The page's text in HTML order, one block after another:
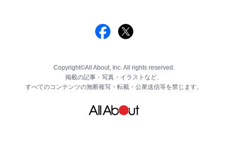
Copyright©All About, Inc. All rights reserved.
掲載の記事・写真・イラストなど、
すべてのコンテンツの無断複写・転載・公衆送信等を禁じます。